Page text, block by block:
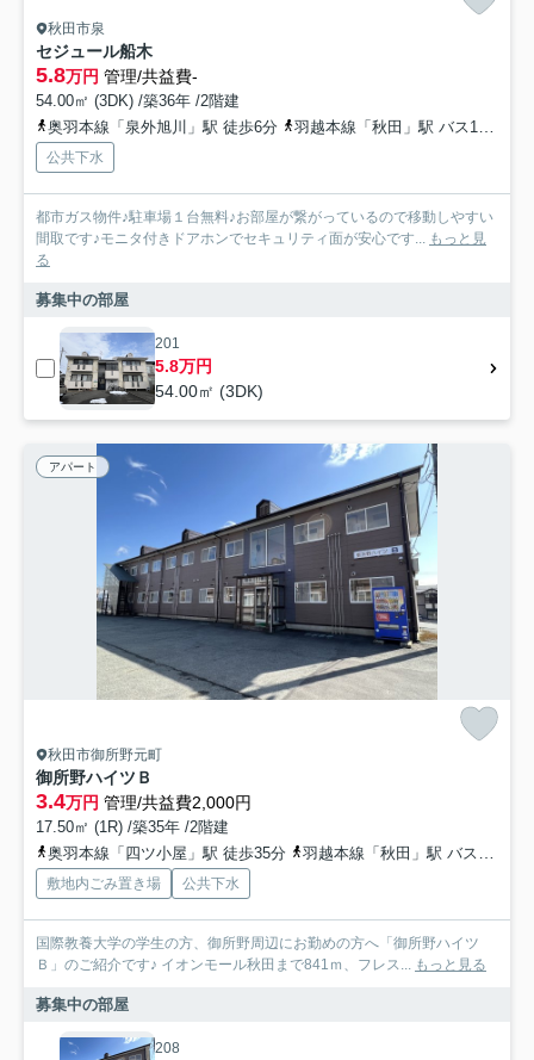
秋田市泉
セジュール船木
5.8万円 管理/共益費-
54.00㎡ (3DK) /築36年 /2階建
奥羽本線「泉外旭川」駅 徒歩6分
羽越本線「秋田」駅 バス16分 秋田中央交通「泉北三丁目」 停歩4分
公共下水
都市ガス物件♪駐車場１台無料♪お部屋が繋がっているので移動しやすい
間取です♪モニタ付きドアホンでセキュリティ面が安心です... もっと見
る
募集中の部屋
201
5.8万円
54.00㎡ (3DK)
アパート
秋田市御所野元町
御所野ハイツＢ
3.4万円 管理/共益費2,000円
17.50㎡ (1R) /築35年 /2階建
奥羽本線「四ツ小屋」駅 徒歩35分
羽越本線「秋田」駅 バス31分 広面御所野線「御所野小学校入口」 停歩10分
敷地内ごみ置き場 公共下水
国際教養大学の学生の方、御所野周辺にお勤めの方へ「御所野ハイツ
Ｂ」のご紹介です♪ イオンモール秋田まで841ｍ、フレス... もっと見る
募集中の部屋
208